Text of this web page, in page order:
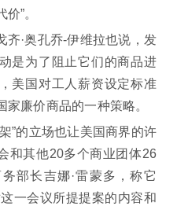
”。
齐·奥孔乔-伊维拉也说，发
是为了阻止它们的商品进
美国对工人薪资设定标准
廉价商品的一种策略。
”的立场也让美国商界的许
和其他20多个商业团体26
部长吉娜·雷蒙多，称它
一会议所提提案的内容和